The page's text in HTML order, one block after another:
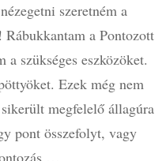
szeretném a
a Pontozott
szükséges eszközöket.
Ezek még nem
megfelelő állagúra
pont összefolyt, vagy
…